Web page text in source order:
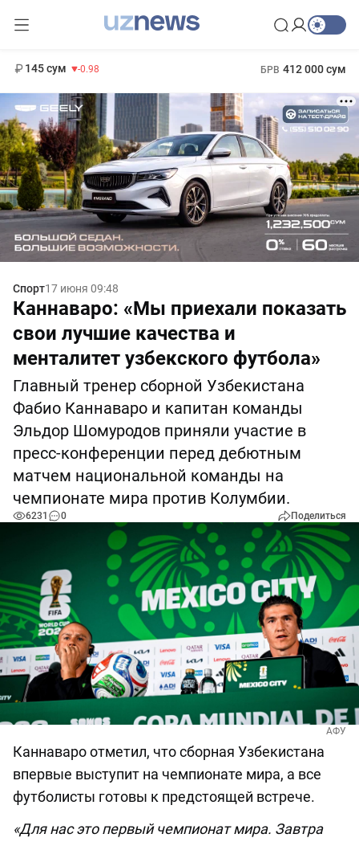
11 952 сум 36.46 МРОТ 1 271 000 сум
Спорт17 июня 09:48
Каннаваро: «Мы приехали показать
свои лучшие качества и
менталитет узбекского футбола»
Главный тренер сборной Узбекистана
Фабио Каннаваро и капитан команды
Эльдор Шомуродов приняли участие в
пресс-конференции перед дебютным
матчем национальной команды на
чемпионате мира против Колумбии.
6231 0 Поделиться
АФУ
Каннаваро отметил, что сборная Узбекистана
впервые выступит на чемпионате мира, а все
футболисты готовы к предстоящей встрече.
«Для нас это первый чемпионат мира. Завтра